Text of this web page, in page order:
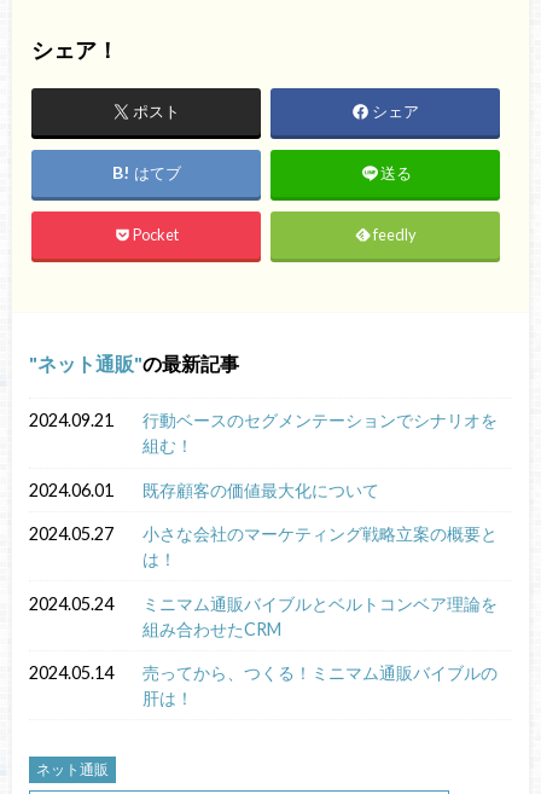
シェア！
ポスト シェア
はてブ 送る
Pocket feedly
ネット通販 の最新記事
2024.09.21
行動ベースのセグメンテーションでシナリオを
組む！
2024.06.01 既存顧客の価値最大化について
2024.05.27
小さな会社のマーケティング戦略立案の概要と
は！
2024.05.24
ミニマム通販バイブルとベルトコンベア理論を
組み合わせたCRM
2024.05.14
売ってから、つくる！ミニマム通販バイブルの
肝は！
ネット通販